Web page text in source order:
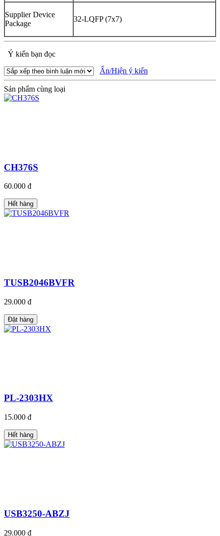
Supplier Device
Package
32-LQFP (7x7)
Ý kiến bạn đọc
Ẩn/Hiện ý kiến
Sản phẩm cùng loại
CH376S
60.000 đ
Hết hàng
TUSB2046BVFR
29.000 đ
Đặt hàng
PL-2303HX
15.000 đ
Hết hàng
USB3250-ABZJ
29.000 đ